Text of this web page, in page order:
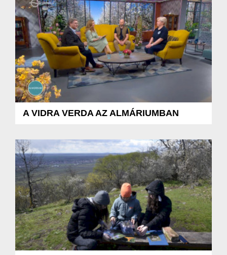
A VIDRA VERDA AZ ALMÁRIUMBAN